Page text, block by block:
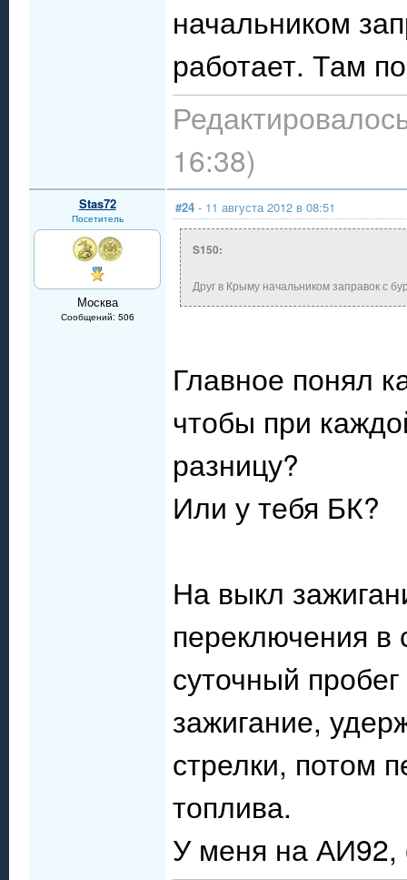
начальником
работает. Там
16:38)
Stas72
Посетитель
Москва
Сообщений: 506
#24 - 11 августа 2012 в 08:51
S150:
Друг в Крыму начальником заправок с
Главное понял
чтобы при
разницу?
Или у тебя БК?
На выкл
переключения в
суточный
зажигание,
стрелки, потом
топлива.
У меня на АИ92,